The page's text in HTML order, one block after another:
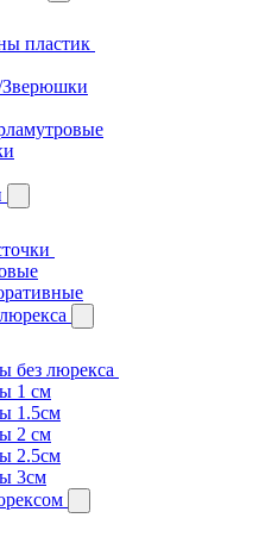
пластик
без люрекса
1 см
1.5см
2 см
2.5см
3см